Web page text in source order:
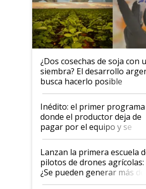
¿Dos cosechas de soja con
siembra? El desarrollo
busca hacerlo posible
Inédito: el primer
donde el productor deja de
pagar por el equipo y se
financia con las hectáreas
aplicadas
Lanzan la primera escuela
pilotos de drones agrícolas:
¿Se pueden generar más de
US$ 60.000 al año?